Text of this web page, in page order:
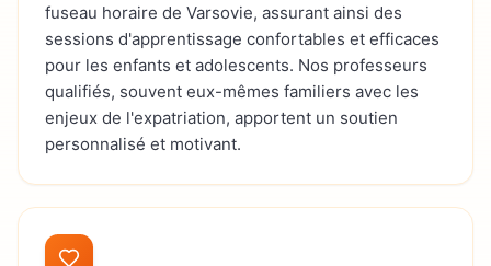
fuseau horaire de Varsovie, assurant ainsi des
sessions d'apprentissage confortables et efficaces
pour les enfants et adolescents. Nos professeurs
qualifiés, souvent eux-mêmes familiers avec les
enjeux de l'expatriation, apportent un soutien
personnalisé et motivant.